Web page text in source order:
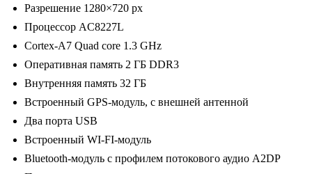
10
1280x720
2-
32
Gb
Wi-
Разрешение 1280×720 px
Процессор AC8227L
Cortex-A7 Quad core 1.3 GHz
Оперативная память 2 ГБ DDR3
Внутренняя память 32 ГБ
Встроенный GPS-модуль, с внешней антенной
Два порта USB
Встроенный WI-FI-модуль
Bluetooth-модуль с профилем потокового аудио A2DP